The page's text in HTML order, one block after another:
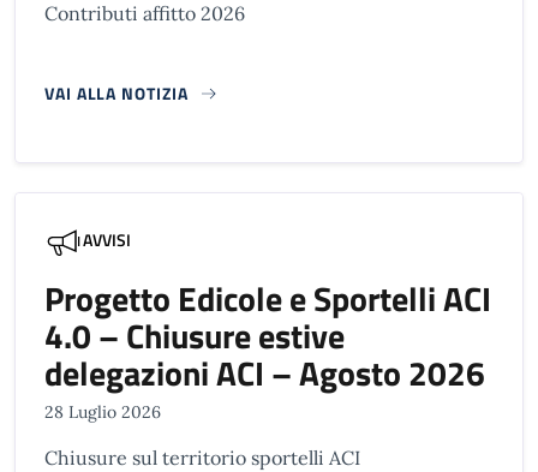
Contributi affitto 2026
VAI ALLA NOTIZIA
AVVISI
Progetto Edicole e Sportelli ACI
4.0 – Chiusure estive
delegazioni ACI – Agosto 2026
28 Luglio 2026
Chiusure sul territorio sportelli ACI